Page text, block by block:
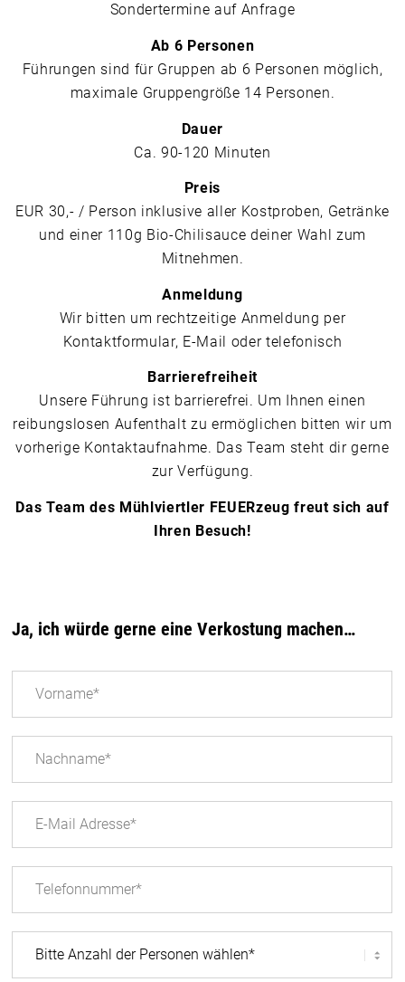
Sondertermine auf Anfrage
Ab 6 Personen
Führungen sind für Gruppen ab 6 Personen möglich,
maximale Gruppengröße 14 Personen.
Dauer
Ca. 90-120 Minuten
Preis
EUR 30,- / Person inklusive aller Kostproben, Getränke
und einer 110g Bio-Chilisauce deiner Wahl zum
Mitnehmen.
Anmeldung
Wir bitten um rechtzeitige Anmeldung per
Kontaktformular, E-Mail oder telefonisch
Barrierefreiheit
Unsere Führung ist barrierefrei. Um Ihnen einen
reibungslosen Aufenthalt zu ermöglichen bitten wir um
vorherige Kontaktaufnahme. Das Team steht dir gerne
zur Verfügung.
Das Team des Mühlviertler FEUERzeug freut sich auf
Ihren Besuch!
Ja, ich würde gerne eine Verkostung machen…
Verkostung